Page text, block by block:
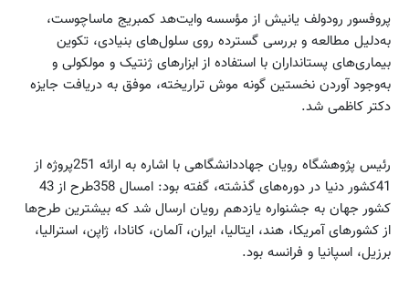
پروفسور رودولف یانیش از مؤسسه وایت‌هد کمبریج ماساچوست،
به‌دلیل مطالعه و بررسی گسترده روی سلول‌های بنیادی، ‌تکوین
بیماری‌های پستانداران با استفاده از ابزارهای ژنتیک و مولکولی و
به‌وجود آوردن نخستین گونه موش تراریخته، موفق به دریافت جایزه
دکتر کاظمی شد.
رئیس پژوهشگاه رویان جهاد‌دانشگاهی با اشاره به ارائه 251پروژه از
41کشور دنیا در دوره‌های گذشته، گفته بود: امسال 358طرح از 43
کشور جهان به جشنواره یازدهم رویان ارسال شد که بیشترین طرح‌ها
از کشورهای آمریکا، هند، ایتالیا، ایران، آلمان، کانادا، ژاپن، استرالیا،
برزیل، اسپانیا و فرانسه بود.